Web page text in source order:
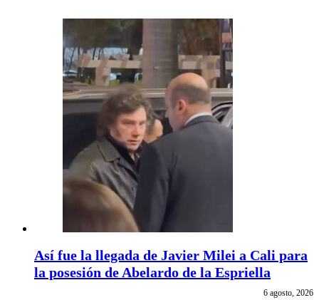
Así fue la llegada de Javier Milei a Cali para
la posesión de Abelardo de la Espriella
6 agosto, 2026